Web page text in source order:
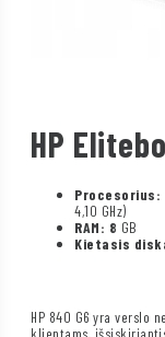
HP
4,10 GHz)
RAM: 8 GB
Kietasis
HP 840 G6 yra verslo
klientams,